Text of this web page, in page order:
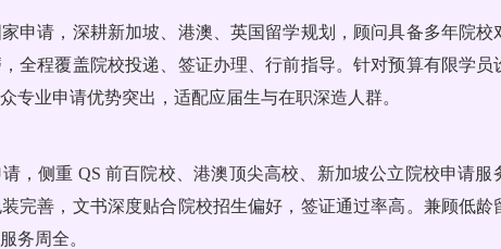
申请，深耕新加坡、港澳、英国留学规划，顾问具备多年院
全程覆盖院校投递、签证办理、行前指导。针对预算有限学员
专业申请优势突出，适配应届生与在职深造人群。
，侧重 QS 前百院校、港澳顶尖高校、新加坡公立院校申请
完善，文书深度贴合院校招生偏好，签证通过率高。兼顾低龄
务周全。